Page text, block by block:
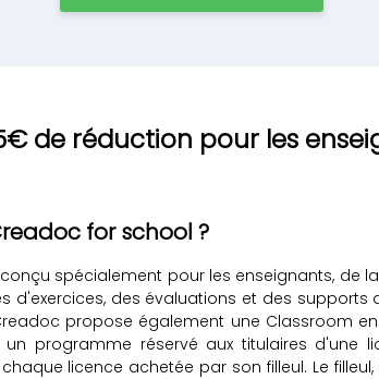
de réduction pour les
for school ?
spécialement pour les enseignants, de
d'exercices, des évaluations et des
propose également une Classroom
programme réservé aux titulaires d'une
licence achetée par son filleul. Le